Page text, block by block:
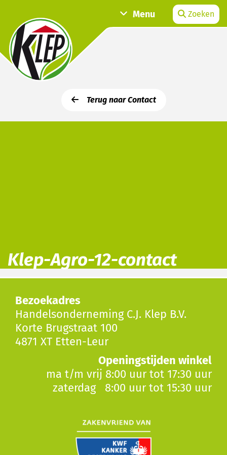
Menu Zoeken
Terug naar Contact
Klep-Agro-12-contact
Bezoekadres
Handelsonderneming C.J. Klep B.V.
Korte Brugstraat 100
4871 XT Etten-Leur
Openingstijden winkel
ma t/m vrij 8:00 uur tot 17:30 uur
zaterdag 8:00 uur tot 15:30 uur